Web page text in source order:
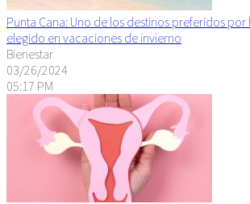
Punta Cana: Uno de los destinos preferidos por
elegido en vacaciones de invierno
Bienestar
03/26/2024
05:17 PM